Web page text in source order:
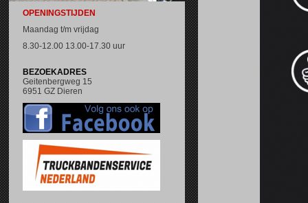
OPENINGSTIJDEN
Maandag t/m vrijdag
8.30-12.00 13.00-17.30 uur
BEZOEKADRES
Geitenbergweg 15
6951 GZ Dieren